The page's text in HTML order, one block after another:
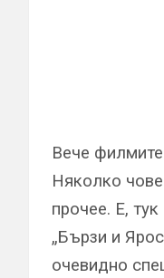
Вече
Няколко
прочее. Е,
„Бързи и
очевидно